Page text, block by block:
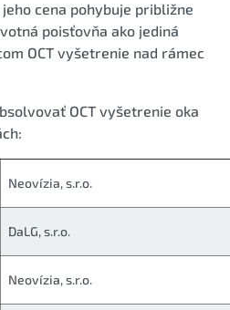
cena pohybuje približne
poisťovňa ako jediná
OCT vyšetrenie nad rámec
OCT vyšetrenie oka
Neovízia, s.r.o.
DaLG, s.r.o.
Neovízia, s.r.o.